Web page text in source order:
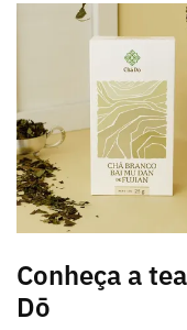
Conheça a
Dō